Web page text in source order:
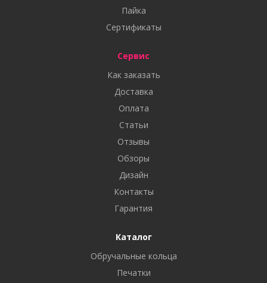
Пайка
Сертификаты
Сервис
Как заказать
Доставка
Оплата
Статьи
Отзывы
Обзоры
Дизайн
Контакты
Гарантия
Каталог
Обручальные кольца
Печатки